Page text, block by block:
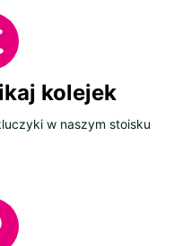
kolejek
w naszym stoisku